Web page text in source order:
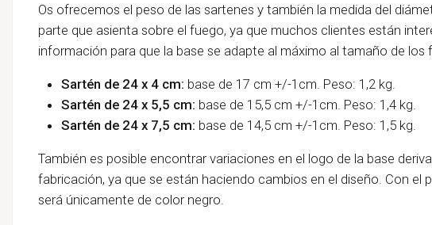
Os ofrecemos el peso de las sartenes y también la medida del
parte que asienta sobre el fuego, ya que muchos clientes están
información para que la base se adapte al máximo al tamaño de los
Sartén de 24 x 4 cm: base de 17 cm+/-1cm. Peso: 1,2 kg.
Sartén de 24 x 5,5 cm: base de 15,5 cm+/-1cm. Peso: 1,4 kg.
Sartén de 24 x 7,5 cm: base de 14,5 cm+/-1cm. Peso: 1,5 kg.
También es posible encontrar variaciones en el logo de la base
fabricación, ya que se están haciendo cambios en el diseño. Con el
será únicamente de color negro.